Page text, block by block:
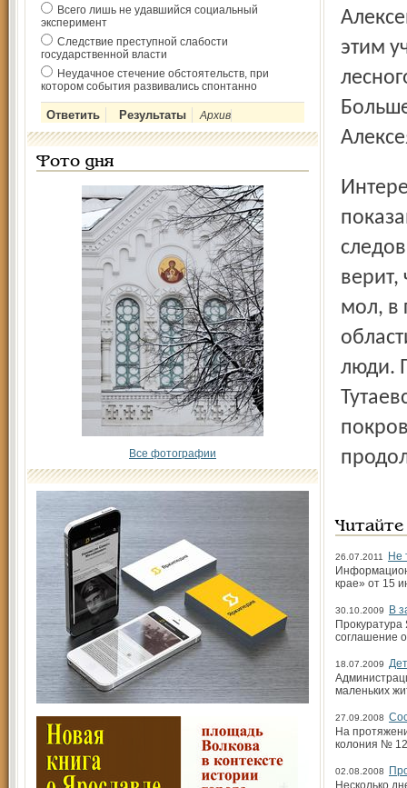
Всего лишь не удавшийся социальный
эксперимент
Следствие преступной слабости
государственной власти
Неудачное стечение обстоятельств, при
котором события развивались спонтанно
Архив
Фото дня
Все фотографии
этим
Интересно, что жители Большесельского района свои
верит,
мол, в
люди.
26.07.2011
Не
крае» от 15
30.10.2009
В
соглашение
18.07.2009
маленьких
27.09.2008
На
колония № 12
02.08.2008
Несколько